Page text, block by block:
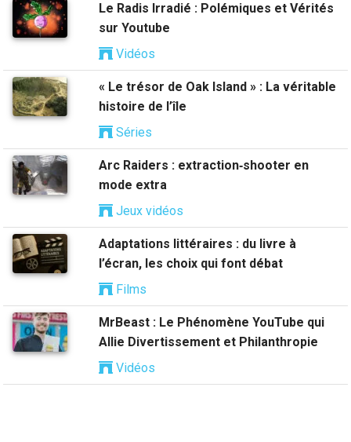
Le Radis Irradié : Polémiques et Vérités
sur Youtube
Vidéos
« Le trésor de Oak Island » : La véritable
histoire de l’île
Séries
Arc Raiders : extraction‑shooter en
mode extra
Jeux vidéos
Adaptations littéraires : du livre à
l’écran, les choix qui font débat
Films
MrBeast : Le Phénomène YouTube qui
Allie Divertissement et Philanthropie
Vidéos